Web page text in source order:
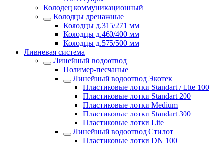
Колодец коммуникационный
Колодцы дренажные
Колодцы д.315/271 мм
Колодцы д.460/400 мм
Колодцы д.575/500 мм
Ливневая система
Линейный водоотвод
Полимер-песчаные
Линейный водоотвод Экотек
Пластиковые лотки Standart / Lite 100
Пластиковые лотки Standart 200
Пластиковые лотки Medium
Пластиковые лотки Standart 300
Пластиковые лотки Lite
Линейный водоотвод Стилот
Пластиковые лотки DN 100